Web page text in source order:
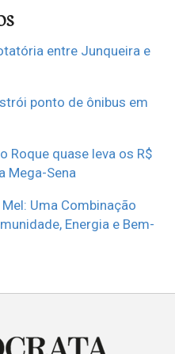
entre Junqueira e
ponto de ônibus em
Roque quase leva os R$
Mega-Sena
Uma Combinação
Energia e Bem-